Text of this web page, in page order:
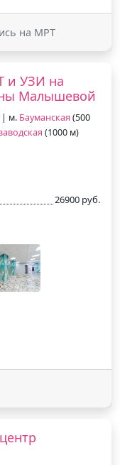
на МРТ
и УЗИ на
Малышевой
| м. Бауманская (500
(1000 м)
26900 руб.